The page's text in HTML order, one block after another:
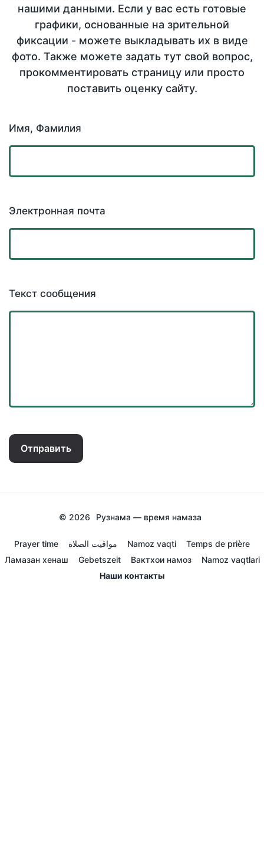
нашими данными. Если у вас есть готовые
графики, основанные на зрительной
фиксации - можете выкладывать их в виде
фото. Также можете задать тут свой вопрос,
прокомментировать страницу или просто
поставить оценку сайту.
Имя, Фамилия
Электронная почта
Текст сообщения
Отправить
© 2026 Рузнама — время намаза
Prayer time مواقيت الصلاة Namoz vaqti
Temps de prière
Ламазан хенаш
Gebetszeit Вактхои намоз
Namoz vaqtlari
Наши контакты